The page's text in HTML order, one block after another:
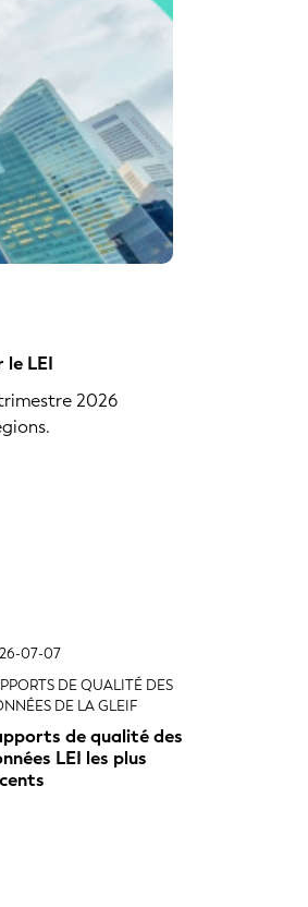
le LEI
2026
07-07
DE QUALITÉ DES
DE LA GLEIF
de qualité des
LEI les plus